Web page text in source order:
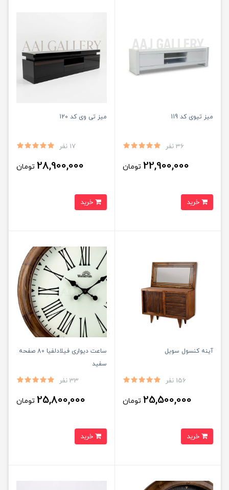
میز تیوی کد 119
36 نفر
22,900,000 تومان
میز تی وی کد 120
17 نفر
28,900,000 تومان
آینه کنسول سویل
156 نفر
25,500,000 تومان
ساعت دیواری فیلادلفیا 80 صفحه
سفید
33 نفر
25,800,000 تومان